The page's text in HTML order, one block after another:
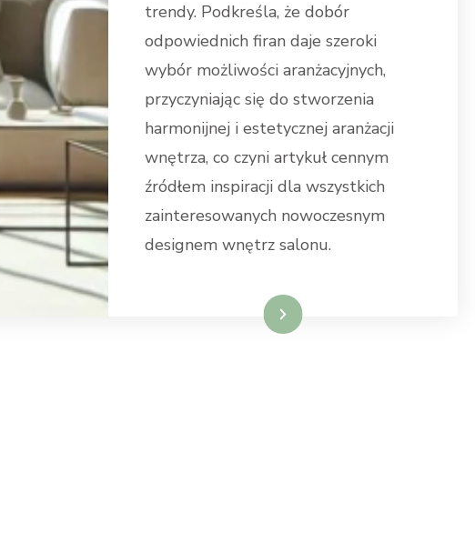
trendy. Podkreśla, że dobór
odpowiednich firan daje szeroki
wybór możliwości aranżacyjnych,
przyczyniając się do stworzenia
harmonijnej i estetycznej aranżacji
wnętrza, co czyni artykuł cennym
źródłem inspiracji dla wszystkich
zainteresowanych nowoczesnym
designem wnętrz salonu.
Weiterlesen